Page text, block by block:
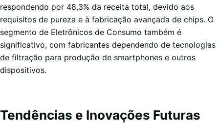
respondendo por 48,3% da receita total, devido aos
requisitos de pureza e à fabricação avançada de chips. O
segmento de Eletrônicos de Consumo também é
significativo, com fabricantes dependendo de tecnologias
de filtração para produção de smartphones e outros
dispositivos.
Tendências e Inovações Futuras